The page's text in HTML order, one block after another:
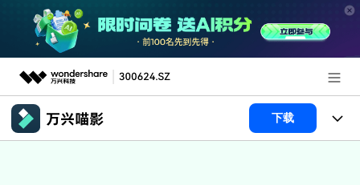
推荐产品 下载